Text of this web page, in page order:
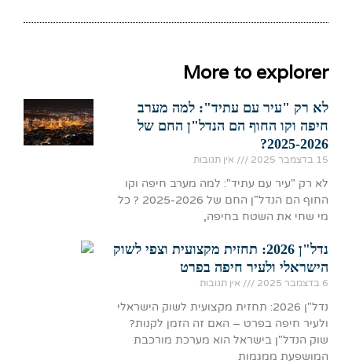
More to explorer
לא רק "עיר עם עתיד": למה מערב
חיפה וקו החוף הם הנדל"ן החם של
2025-2026?
15 בדצמבר 2025 אין תגובות
לא רק "עיר עם עתיד": למה מערב חיפה וקו
החוף הם הנדל"ן החם של 2025-2026 ? כל
מי שחי את השטח בחיפה,
נדל"ן 2026: תחזית מקצועית וצפי לשוק
הישראלי ולעיר חיפה בפרט
6 בדצמבר 2025 אין תגובות
נדל"ן 2026: תחזית מקצועית לשוק הישראלי
ולעיר חיפה בפרט – האם זה הזמן לקנות?
שוק הנדל"ן בישראל הוא מערכת מורכבת
המושפעת ממגמות